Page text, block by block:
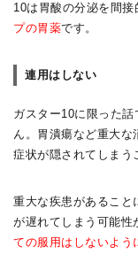
10は胃酸の分泌を間
プの胃薬です。
連用はしない
ガスター10に限った
ん。胃潰瘍など重大な
症状が隠されてしまう
重大な疾患があること
が遅れてしまう可能性
ての服用はしないよう